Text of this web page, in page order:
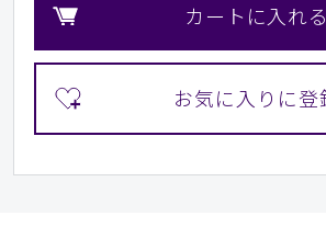
カートに入れる